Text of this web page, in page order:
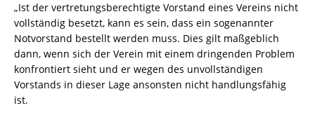
„Ist der vertretungsberechtigte Vorstand eines Vereins nicht
vollständig besetzt, kann es sein, dass ein sogenannter
Notvorstand bestellt werden muss. Dies gilt maßgeblich
dann, wenn sich der Verein mit einem dringenden Problem
konfrontiert sieht und er wegen des unvollständigen
Vorstands in dieser Lage ansonsten nicht handlungsfähig
ist.